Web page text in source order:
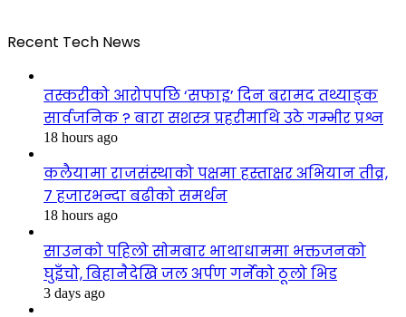
Recent Tech News
तस्करीको आरोपपछि ‘सफाइ’ दिन बरामद तथ्याङ्क
सार्वजनिक ? बारा सशस्त्र प्रहरीमाथि उठे गम्भीर प्रश्न
18 hours ago
कलैयामा राजसंस्थाको पक्षमा हस्ताक्षर अभियान तीव्र,
७ हजारभन्दा बढीको समर्थन
18 hours ago
साउनको पहिलो सोमबार भाथाधाममा भक्तजनको
घुइँचो, बिहानैदेखि जल अर्पण गर्नेको ठूलो भिड
3 days ago